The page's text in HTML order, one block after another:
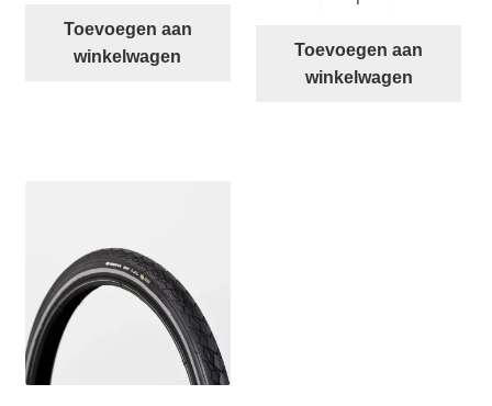
Red
Devil
Toevoegen aan
winkelwagen
16
inch:
Toevoegen aan
winkelwagen